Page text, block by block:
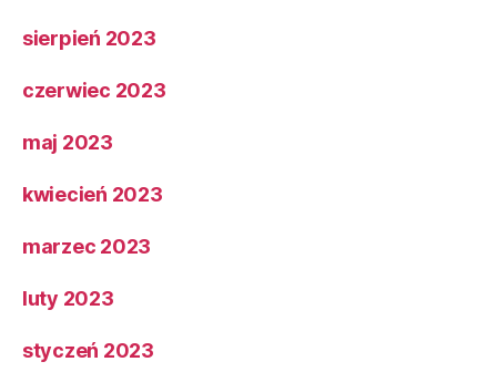
sierpień 2023
czerwiec 2023
maj 2023
kwiecień 2023
marzec 2023
luty 2023
styczeń 2023